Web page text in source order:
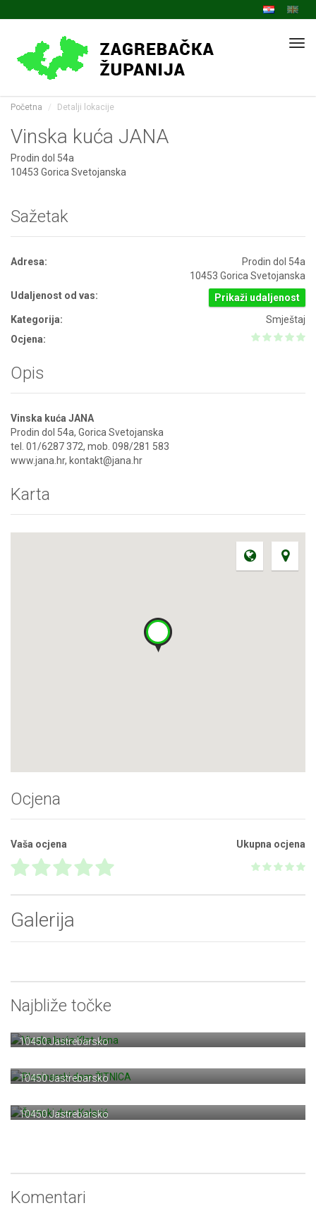
Početna Detalji lokacije
Vinska kuća JANA
Prodin dol 54a
10453 Gorica Svetojanska
Sažetak
Adresa:
Prodin dol 54a
10453 Gorica Svetojanska
Udaljenost od vas:
Prikaži udaljenost
Kategorija:
Smještaj
Ocjena:
Opis
Vinska kuća JANA
Prodin dol 54a, Gorica Svetojanska
tel. 01/6287 372, mob. 098/281 583
www.jana.hr, kontakt@jana.hr
Karta
Ocjena
Vaša ocjena Ukupna ocjena
Galerija
Najbliže točke
Vinska kuća Klet Jana
10450 Jastrebarsko
Planinarski dom ŽITNICA
10450 Jastrebarsko
Šumski dvor Kolarić
10450 Jastrebarsko
Komentari